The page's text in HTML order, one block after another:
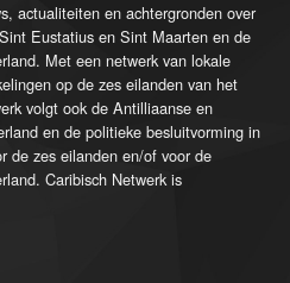
actualiteiten en achtergronden over
Eustatius en Sint Maarten en de
Met een netwerk van lokale
op de zes eilanden van het
volgt ook de Antilliaanse en
en de politieke besluitvorming in
de zes eilanden en/of voor de
Caribisch Netwerk is